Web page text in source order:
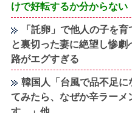
けで好転するか分からない
「託卵」で他人の子を
と裏切った妻に絶望し惨
路がエグすぎる
韓国人「台風で品不足
てみたら、なぜか辛ラー